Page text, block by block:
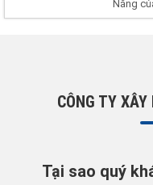
Nẵng
CÔNG TY
Tại sao quý